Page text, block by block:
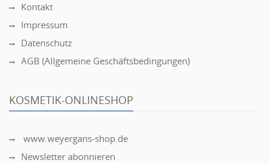
Kontakt
Impressum
Datenschutz
AGB (Allgemeine Geschäftsbedingungen)
KOSMETIK-ONLINESHOP
www.weyergans-shop.de
Newsletter abonnieren